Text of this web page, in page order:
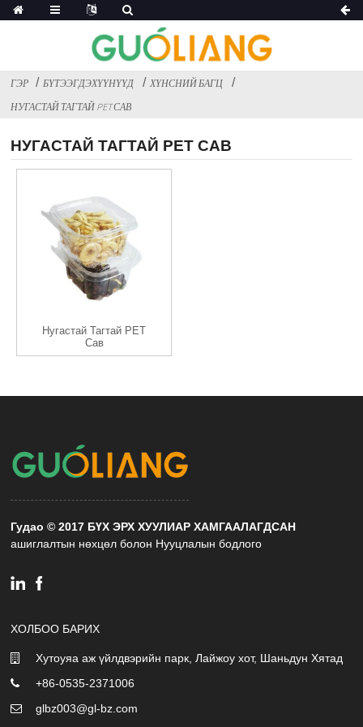
ГЭР БҮТЭЭГДЭХҮҮНҮҮД
ХҮНСНИЙ БАГЦ
НУГАСТАЙ ТАГТАЙ PET САВ
НУГАСТАЙ ТАГТАЙ PET САВ
Нугастай Тагтай PET
Сав
Гудао © 2017 БҮХ ЭРХ ХУУЛИАР ХАМГААЛАГДСАН
ашиглалтын нөхцөл болон Нууцлалын бодлого
ХОЛБОО БАРИХ
Хутоуяа аж үйлдвэрийн парк, Лайжоу хот, Шаньдун Хятад
+86-0535-2371006
glbz003@gl-bz.com